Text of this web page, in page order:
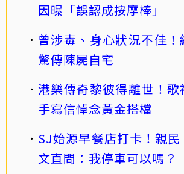
因曝「誤認成按摩棒」
曾涉毒、身心狀況不佳！
驚傳陳屍自宅
港樂傳奇黎彼得離世！
手寫信悼念黃金搭檔
SJ始源早餐店打卡！親
文直問：我停車可以嗎？